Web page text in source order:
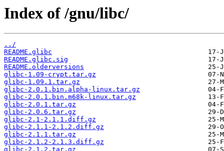
Index of /gnu/libc/
../
README.glibc
README.glibc.sig
README.olderversions
glibc-1.09-crypt.tar.gz
glibc-1.09.1.tar.gz
glibc-2.0.1.bin.alpha-linux.tar.gz
glibc-2.0.1.bin.m68k-linux.tar.gz
glibc-2.0.1.tar.gz
glibc-2.0.6.tar.gz
glibc-2.1-2.1.1.diff.gz
glibc-2.1.1-2.1.2.diff.gz
glibc-2.1.1.tar.gz
glibc-2.1.2-2.1.3.diff.gz
glibc-2.1.2.tar.gz